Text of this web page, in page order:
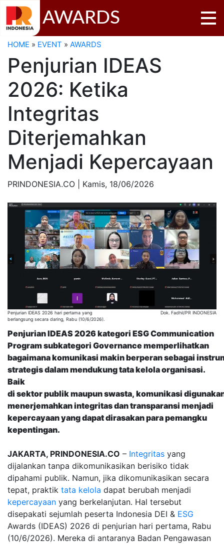
AWARDS
HOME » EVENT » AWARDS
Penjurian IDEAS
2026: Ketika
Integritas
Diterjemahkan
Menjadi Kepercayaan
PRINDONESIA.CO | Kamis, 18/06/2026
Penjurian IDEAS 2026 hari pertama yang
berlangsung secara daring, Rabu (10/6/2026).
Dok. Fadhil/PR INDONESIA
Penjurian IDEAS 2026 kategori ESG Communication
Program subkategori Governance memperlihatkan
bagaimana komunikasi makin berperan sebagai
strategis dalam mendukung tata kelola organisasi.
Baik
di sektor publik maupun swasta, komunikasi
menerjemahkan integritas dan transparansi menjadi
kepercayaan yang dapat dirasakan para pemangku
kepentingan.
JAKARTA, PRINDONESIA.CO – Integritas yang
dijalankan tanpa dikomunikasikan berisiko tidak
dipahami publik. Namun, jika dikomunikasikan secara
tepat, praktik tata kelola dapat berubah menjadi
kepercayaan yang berkelanjutan. Hal tersebut
disepakati sejumlah peserta Indonesia DEI & ESG
Awards (IDEAS) 2026 di penjurian hari pertama, Rabu
(10/6/2026). Mereka di antaranya Badan Pengawasan